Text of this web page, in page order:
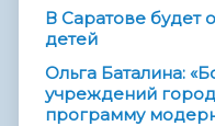
В Саратове будет
детей
Ольга Баталина:
учреждений
программу